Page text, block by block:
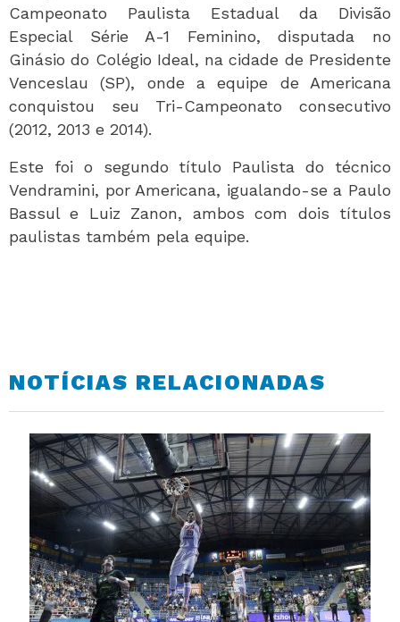
Campeonato Paulista Estadual da Divisão
Especial Série A-1 Feminino, disputada no
Ginásio do Colégio Ideal, na cidade de Presidente
Venceslau (SP), onde a equipe de Americana
conquistou seu Tri-Campeonato consecutivo
(2012, 2013 e 2014).
Este foi o segundo título Paulista do técnico
Vendramini, por Americana, igualando-se a Paulo
Bassul e Luiz Zanon, ambos com dois títulos
paulistas também pela equipe.
NOTÍCIAS RELACIONADAS